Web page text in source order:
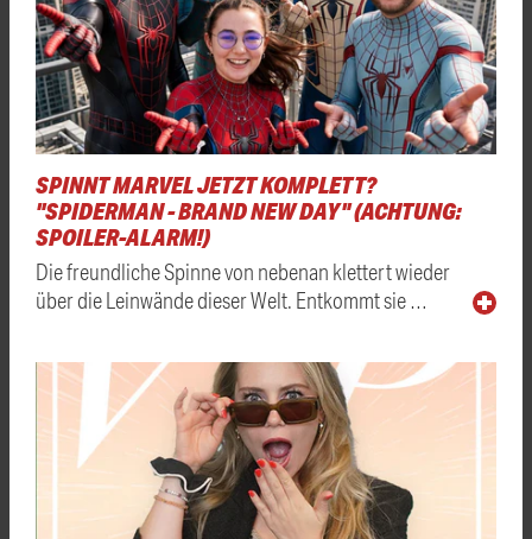
SPINNT MARVEL JETZT KOMPLETT?
"SPIDERMAN - BRAND NEW DAY" (ACHTUNG:
SPOILER-ALARM!)
Die freundliche Spinne von nebenan klettert wieder
über die Leinwände dieser Welt. Entkommt sie …